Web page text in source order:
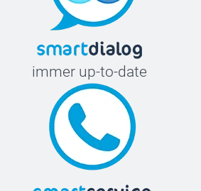
immer up-to-date